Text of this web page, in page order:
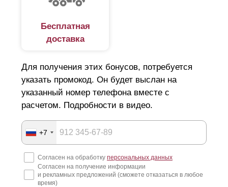
Бесплатная
доставка
Для получения этих бонусов, потребуется
указать промокод. Он будет выслан на
указанный номер телефона вместе с
расчетом. Подробности в видео.
+7
Согласен на обработку персональных данных
Согласен на получение информации
и рекламных предложений (сможете отказаться в любое
время)